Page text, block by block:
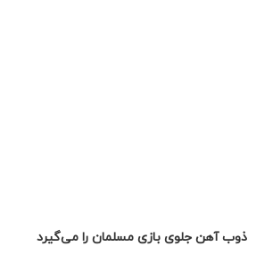
ذوب آهن جلوی بازی مسلمان را می‌گیرد